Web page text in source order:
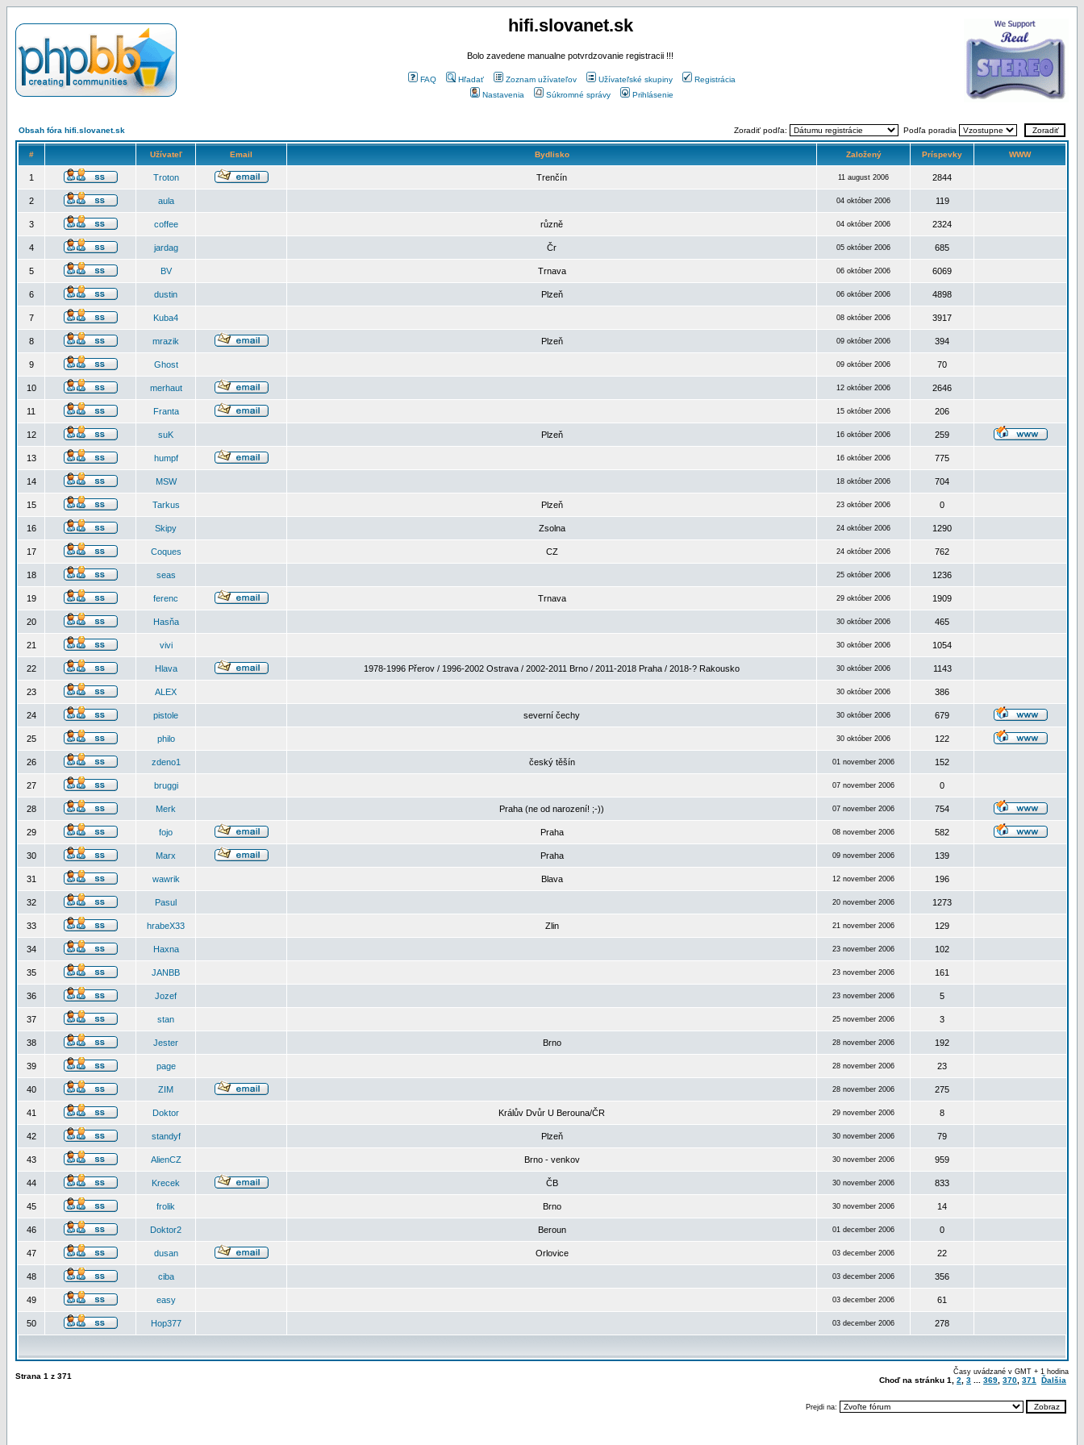
hifi.slovanet.sk
Bolo zavedene manualne potvrdzovanie registracii !!!
FAQ Hľadať Zoznam užívateľov Užívateľské skupiny
Registrácia
Nastavenia
Súkromné správy Prihlásenie
Obsah fóra hifi.slovanet.sk Zoradiť podľa: Podľa poradia
# Užívateľ Email Bydlisko Založený Príspevky WWW
1 Troton Trenčín 11 august 2006 2844
2 aula 04 október 2006 119
3 coffee různě 04 október 2006 2324
4 jardag Čr 05 október 2006 685
5 BV Trnava 06 október 2006 6069
6 dustin Plzeň 06 október 2006 4898
7 Kuba4 08 október 2006 3917
8 mrazik Plzeň 09 október 2006 394
9 Ghost 09 október 2006 70
10 merhaut 12 október 2006 2646
11 Franta 15 október 2006 206
12 suK Plzeň 16 október 2006 259
13 humpf 16 október 2006 775
14 MSW 18 október 2006 704
15 Tarkus Plzeň 23 október 2006 0
16 Skipy Zsolna 24 október 2006 1290
17 Coques CZ 24 október 2006 762
18 seas 25 október 2006 1236
19 ferenc Trnava 29 október 2006 1909
20 Hasňa 30 október 2006 465
21 vivi 30 október 2006 1054
22 Hlava 1978-1996 Přerov / 1996-2002 Ostrava / 2002-2011 Brno / 2011-2018 Praha / 2018-? Rakousko 30 október 2006 1143
23 ALEX 30 október 2006 386
24 pistole severní čechy 30 október 2006 679
25 philo 30 október 2006 122
26 zdeno1 český těšín 01 november 2006 152
27 bruggi 07 november 2006 0
28 Merk Praha (ne od narození! ;-)) 07 november 2006 754
29 fojo Praha 08 november 2006 582
30 Marx Praha 09 november 2006 139
31 wawrik Blava 12 november 2006 196
32 Pasul 20 november 2006 1273
33 hrabeX33 Zlin 21 november 2006 129
34 Haxna 23 november 2006 102
35 JANBB 23 november 2006 161
36 Jozef 23 november 2006 5
37 stan 25 november 2006 3
38 Jester Brno 28 november 2006 192
39 page 28 november 2006 23
40 ZIM 28 november 2006 275
41 Doktor Králův Dvůr U Berouna/ČR 29 november 2006 8
42 standyf Plzeň 30 november 2006 79
43 AlienCZ Brno - venkov 30 november 2006 959
44 Krecek ČB 30 november 2006 833
45 frolik Brno 30 november 2006 14
46 Doktor2 Beroun 01 december 2006 0
47 dusan Orlovice 03 december 2006 22
48 ciba 03 december 2006 356
49 easy 03 december 2006 61
50 Hop377 03 december 2006 278
Strana 1 z 371 Časy uvádzané v GMT + 1 hodina
Choď na stránku 1 2 3 369 370 371 Ďalšia
Prejdi na: